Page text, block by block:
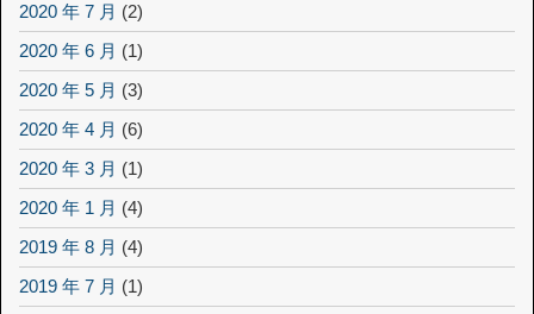
2020 年 7 月 (2)
2020 年 6 月 (1)
2020 年 5 月 (3)
2020 年 4 月 (6)
2020 年 3 月 (1)
2020 年 1 月 (4)
2019 年 8 月 (4)
2019 年 7 月 (1)